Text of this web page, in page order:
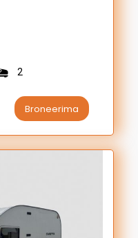
2
Broneerima